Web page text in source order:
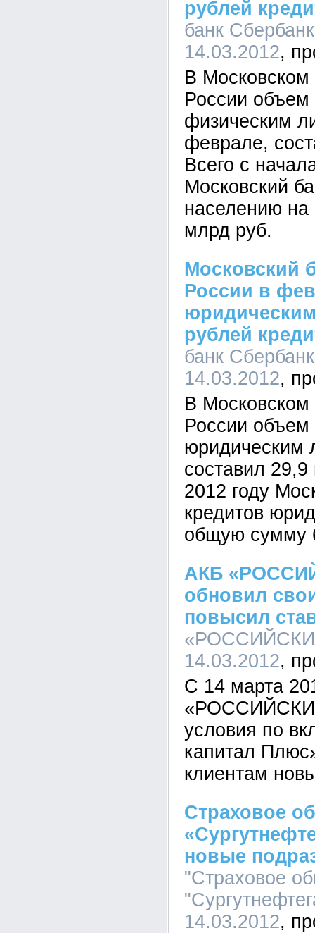
рублей
банк
14.03.2012
В Московском
России объем
физическим
феврале,
Всего с
Московский
населению
млрд руб.
Московский
России в
рублей
банк
14.03.2012
В Московском
России объем
юридическим
составил
2012 году
кредитов
общую сумму
АКБ
обновил
повысил
14.03.2012
С 14 марта
условия по
капитал
клиентам
Страховое
новые
"Страховое
14.03.2012